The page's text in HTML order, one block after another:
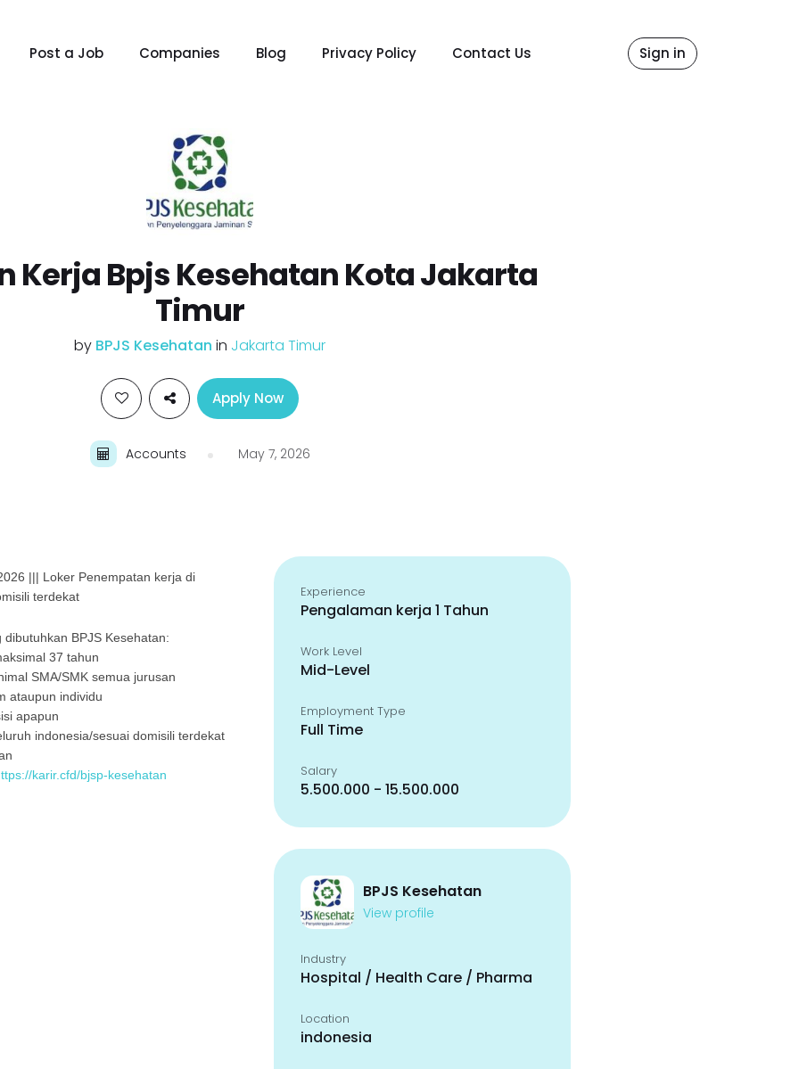
Post a Job Companies Blog Privacy Policy Contact Us Sign in
Kerja Bpjs Kesehatan Kota Jakarta
Timur
by BPJS Kesehatan in Jakarta Timur
Apply Now
Accounts May 7, 2026
||| Loker Penempatan kerja di
terdekat
BPJS Kesehatan:
37 tahun
SMA/SMK semua jurusan
ataupun individu
apapun
indonesia/sesuai domisili terdekat
karir.cfd/bjsp-kesehatan
Experience
Pengalaman kerja 1 Tahun
Work Level
Mid-Level
Employment Type
Full Time
Salary
5.500.000 - 15.500.000
BPJS Kesehatan
View profile
Industry
Hospital / Health Care / Pharma
Location
indonesia